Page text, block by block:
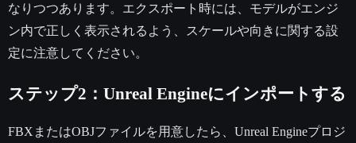
なりつつあります。エクスポート時には、モデルがエンジ
ン内で正しく表示されるよう、スケールや向きに関する設
定に注意してください。
ステップ2：Unreal Engineにインポートする
FBXまたはOBJファイルを用意したら、Unreal Engineプロジ